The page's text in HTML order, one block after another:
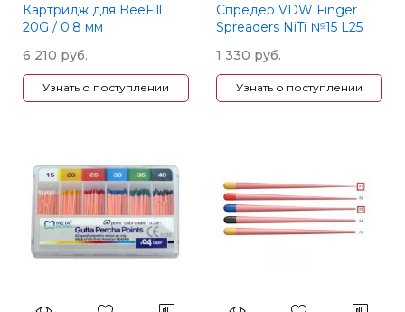
Картридж для BeeFill
20G / 0.8 мм
6 210 руб.
Узнать о поступлении
Спредер VDW Finger
Spreaders NiTi №15 L25
1 330 руб.
Узнать о поступлении